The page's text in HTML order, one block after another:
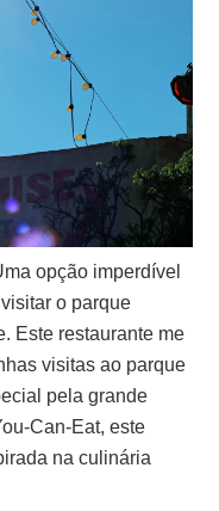
opção imperdível
o parque
Este restaurante me
visitas ao parque
pela grande
Can-Eat, este
na culinária